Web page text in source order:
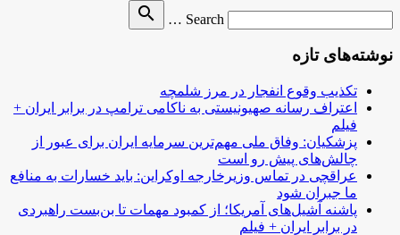
Search …
search
نوشته‌های تازه
تکذیب وقوع انفجار در مرز شلمچه
اعتراف رسانه صهیونیستی به ناکامی ترامپ در برابر ایران +
فیلم
پزشکیان: وفاق ملی مهم‌ترین سرمایه ایران برای عبور از
چالش‌های پیش رو است
عراقچی در تماس وزیرخارجه اوکراین: باید خسارات به منافع
ما جبران شود
پاشنه آشیل‌های آمریکا؛ از کمبود مهمات تا بن‌بست راهبردی
در برابر ایران + فیلم